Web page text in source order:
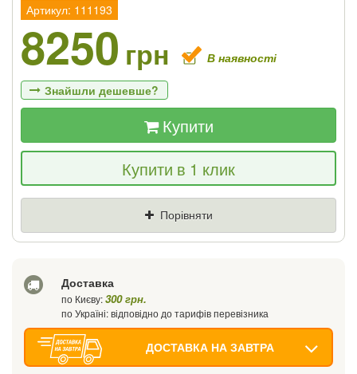
Артикул: 111193
8250 грн В наявності
Знайшли дешевше?
Якщо Ви знайдете товар дешевше - ми
знизимо ціну і подаруємо % від різниці
Купити
Купити в 1 клик
Порівняти
Доставка
по Києву:300 грн.
по Україні: відповідно до тарифів перевізника
ДОСТАВКА НА ЗАВТРА